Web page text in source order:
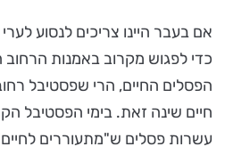
אם בעבר היינו צריכים לנסוע
כדי לפגוש מקרוב באמנות
הפסלים החיים, הרי שפסטיבל
חיים שינה זאת. בימי הפסטיבל
עשרות פסלים ש"מתעוררים